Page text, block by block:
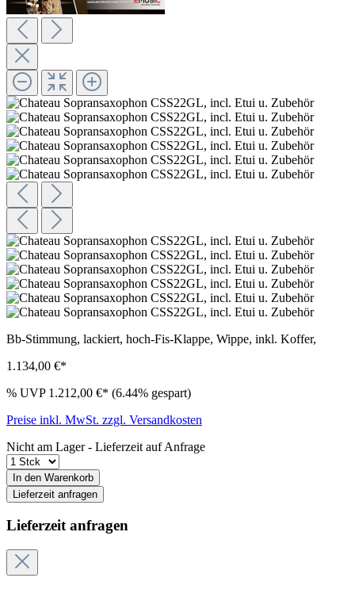
Bb-Stimmung, lackiert, hoch-Fis-Klappe, Wippe, inkl. Koffer,
1.134,00 €*
% UVP 1.212,00 €* (6.44% gespart)
Preise inkl. MwSt. zzgl. Versandkosten
Nicht am Lager - Lieferzeit auf Anfrage
In den Warenkorb
Lieferzeit anfragen
Lieferzeit anfragen